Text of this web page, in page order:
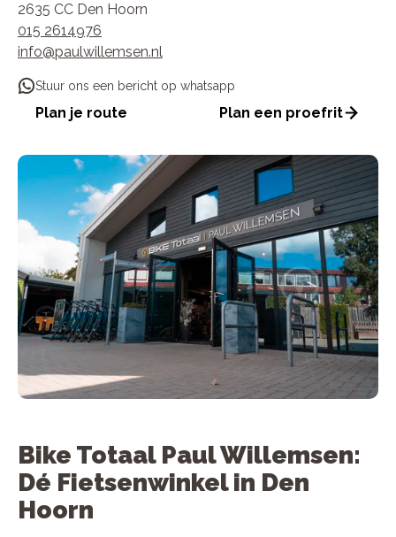
2635 CC Den Hoorn
015 2614976
info@paulwillemsen.nl
Stuur ons een bericht op whatsapp
Plan je route Plan een proefrit
Bike Totaal Paul Willemsen:
Dé Fietsenwinkel in Den
Hoorn